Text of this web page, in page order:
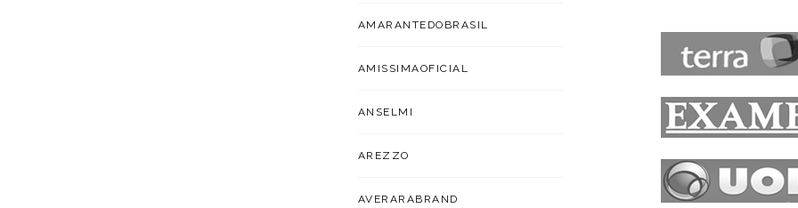
AMARANTEDOBRASIL
AMISSIMAOFICIAL
ANSELMI
AREZZO
AVERARABRAND